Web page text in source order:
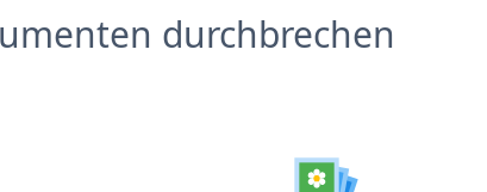
durchbrechen